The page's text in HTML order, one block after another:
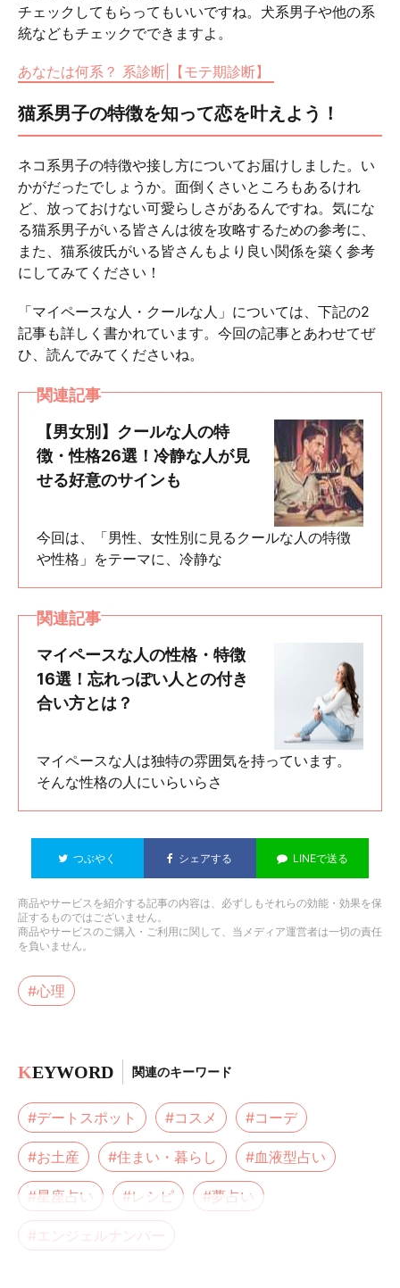
チェックしてもらってもいいですね。犬系男子や他の系
統などもチェックでできますよ。
あなたは何系？ 系診断|【モテ期診断】
猫系男子の特徴を知って恋を叶えよう！
ネコ系男子の特徴や接し方についてお届けしました。い
かがだったでしょうか。面倒くさいところもあるけれ
ど、放っておけない可愛らしさがあるんですね。気にな
る猫系男子がいる皆さんは彼を攻略するための参考に、
また、猫系彼氏がいる皆さんもより良い関係を築く参考
にしてみてください！
「マイペースな人・クールな人」については、下記の2
記事も詳しく書かれています。今回の記事とあわせてぜ
ひ、読んでみてくださいね。
関連記事
【男女別】クールな人の特
徴・性格26選！冷静な人が見
せる好意のサインも
今回は、「男性、女性別に見るクールな人の特徴
や性格」をテーマに、冷静な
関連記事
マイペースな人の性格・特徴
16選！忘れっぽい人との付き
合い方とは？
マイペースな人は独特の雰囲気を持っています。
そんな性格の人にいらいらさ
つぶやく シェアする LINEで送る
商品やサービスを紹介する記事の内容は、必ずしもそれらの効能・効果を保
証するものではございません。
商品やサービスのご購入・ご利用に関して、当メディア運営者は一切の責任
を負いません。
#心理
KEYWORD 関連のキーワード
#デートスポット #コスメ #コーデ
#お土産 #住まい・暮らし #血液型占い
#星座占い #レシピ #夢占い
#エンジェルナンバー